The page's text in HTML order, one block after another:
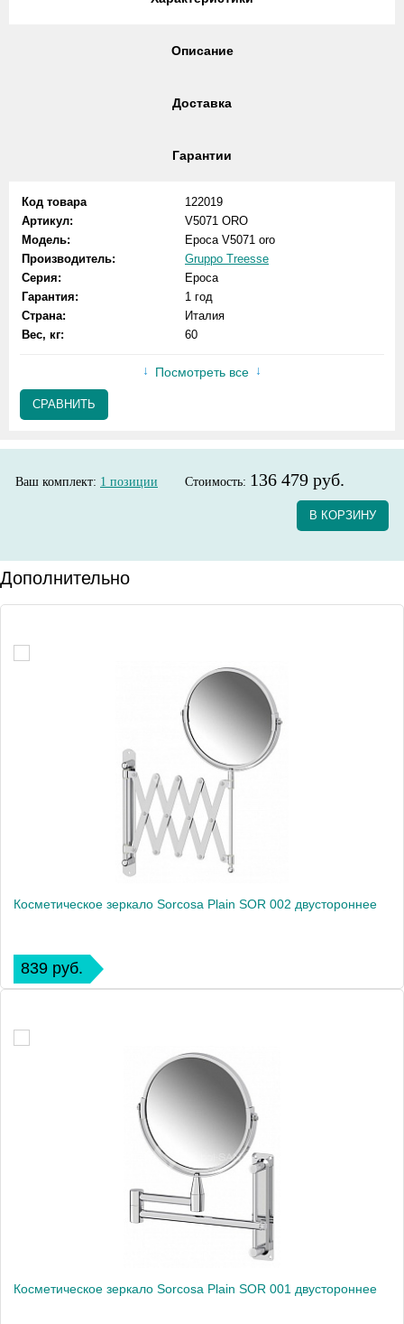
Описание
Доставка
Гарантии
Код товара
122019
Артикул:
V5071 ORO
Модель:
Epoca V5071 oro
Производитель:
Gruppo Treesse
Серия:
Epoca
Гарантия:
1 год
Страна:
Италия
Вес, кг:
60
Посмотреть все
СРАВНИТЬ
Ваш комплект: 1 позиции Стоимость: 136 479 руб.
В КОРЗИНУ
Дополнительно
Косметическое зеркало Sorcosa Plain SOR 002 двустороннее
839 руб.
Косметическое зеркало Sorcosa Plain SOR 001 двустороннее